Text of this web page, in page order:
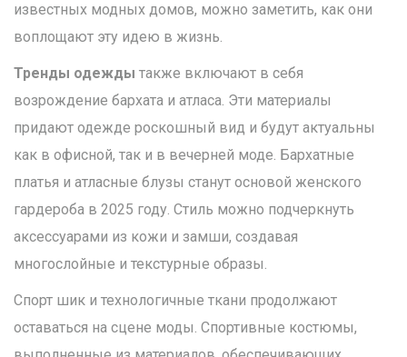
известных модных домов, можно заметить, как они
воплощают эту идею в жизнь.
Тренды одежды также включают в себя
возрождение бархата и атласа. Эти материалы
придают одежде роскошный вид и будут актуальны
как в офисной, так и в вечерней моде. Бархатные
платья и атласные блузы станут основой женского
гардероба в 2025 году. Стиль можно подчеркнуть
аксессуарами из кожи и замши, создавая
многослойные и текстурные образы.
Спорт шик и технологичные ткани продолжают
оставаться на сцене моды. Спортивные костюмы,